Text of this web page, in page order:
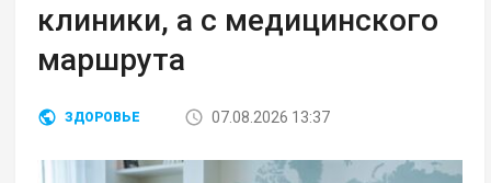
клиники, а с медицинского
маршрута
ЗДОРОВЬЕ 07.08.2026 13:37